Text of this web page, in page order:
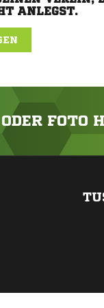
ANLEGST.
FOTO